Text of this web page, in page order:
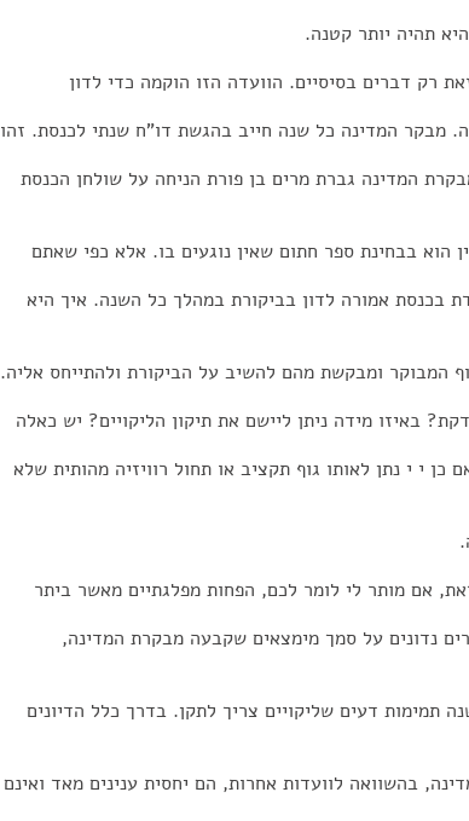
תהיה יותר קטנה.
רק דברים בסיסיים. הוועדה הזו הוקמה כדי לדון
מבקר המדינה כל שנה חייב בהגשת דו"ח שנתי לכנסת. זהו
השנתי מס' 39. שמבקרת המדינה גברת מרים בן פורת הניחה על שולחן הכנסת
הוא בבחינת ספר חתום שאין נוגעים בו. אלא כפי שאתם
בכנסת אמורה לדון בביקורת במהלך כל השנה. איך היא
המבוקר ומבקשת מהם להשיב על הביקורת ולהתייחס אליה.
באיזו מידה ניתן ליישם את תיקון הליקויים? יש כאלה
י י נתן לאותו גוף תקציב או תחול רוויזיה מהותית שלא
אם מותר לי לומר לכם, הפחות מפלגתיים מאשר ביתר
נדונים על סמך מימצאים שקבעה מבקרת המדינה,
תמימות דעים שליקויים צריך לתקן. בדרך כלל הדיונים
בהשוואה לוועדות אחרות, הם יחסית ענינים מאד ואינם